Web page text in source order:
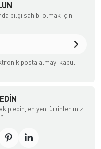
bilgi sahibi olmak için
posta almayı kabul
edin, en yeni ürünlerimizi